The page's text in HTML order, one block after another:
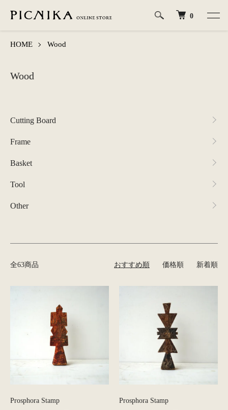
0
HOME Wood
Wood
Cutting Board
Frame
Basket
Tool
Other
全63商品 おすすめ順 価格順 新着順
Prosphora Stamp
Prosphora Stamp